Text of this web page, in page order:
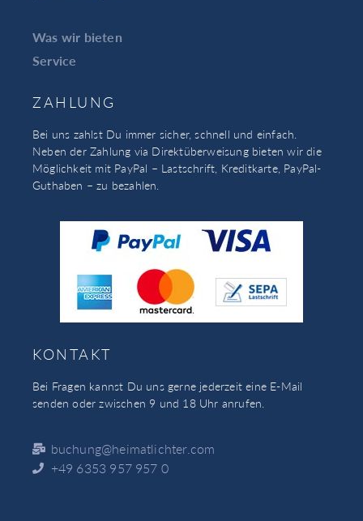
Was wir bieten
Service
ZAHLUNG
Bei uns zahlst Du immer sicher, schnell und einfach.
Neben der Zahlung via Direktüberweisung bieten wir die
Möglichkeit mit PayPal – Lastschrift, Kreditkarte, PayPal-
Guthaben – zu bezahlen.
KONTAKT
Bei Fragen kannst Du uns gerne jederzeit eine E-Mail
senden oder zwischen 9 und 18 Uhr anrufen.
buchung@heimatlichter.com
+49 6353 957 957 0